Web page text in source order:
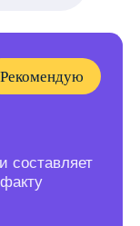
Рекомендую
составляет